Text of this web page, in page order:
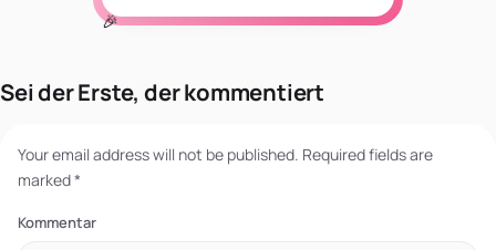
Sei der Erste, der kommentiert
Your email address will not be published. Required fields are
marked*
Kommentar